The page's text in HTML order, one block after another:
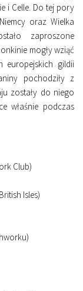
i Celle. Do tej pory
oraz Wielka
zaproszone
mogły wziąć
europejskich gildii
pochodziły z
zostały do niego
właśnie podczas
Club)
Isles)